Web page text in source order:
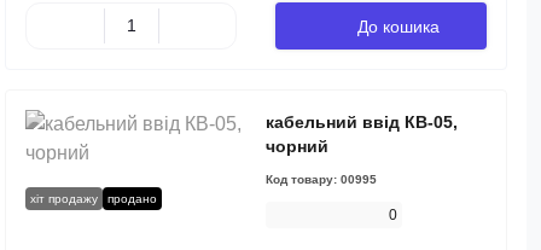
До кошика
хіт продажу продано
кабельний ввід КВ-05,
чорний
Код товару: 00995
0